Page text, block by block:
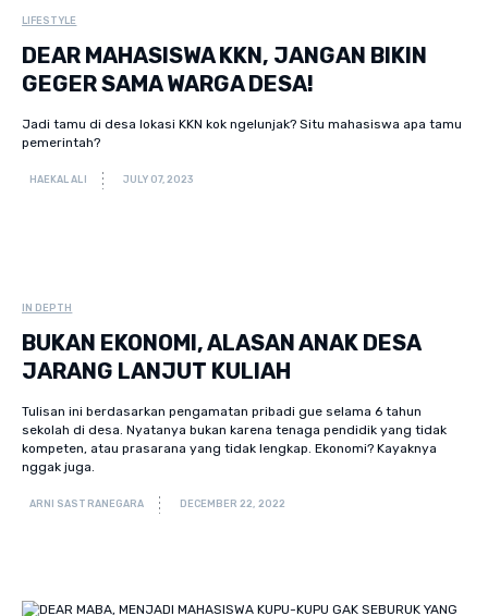
LIFESTYLE
DEAR MAHASISWA KKN, JANGAN BIKIN
GEGER SAMA WARGA DESA!
Jadi tamu di desa lokasi KKN kok ngelunjak? Situ mahasiswa apa tamu
pemerintah?
HAEKAL ALI JULY 07, 2023
IN DEPTH
BUKAN EKONOMI, ALASAN ANAK DESA
JARANG LANJUT KULIAH
Tulisan ini berdasarkan pengamatan pribadi gue selama 6 tahun
sekolah di desa. Nyatanya bukan karena tenaga pendidik yang tidak
kompeten, atau prasarana yang tidak lengkap. Ekonomi? Kayaknya
nggak juga.
ARNI SASTRANEGARA DECEMBER 22, 2022